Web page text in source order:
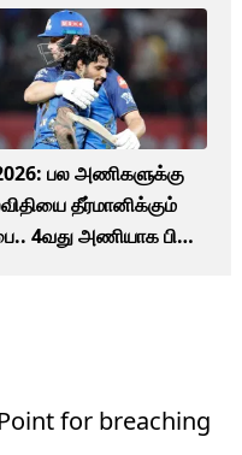
பல அணிகளுக்கு
தீர்மானிக்கும்
4வது அணியாக பிளே
for breaching